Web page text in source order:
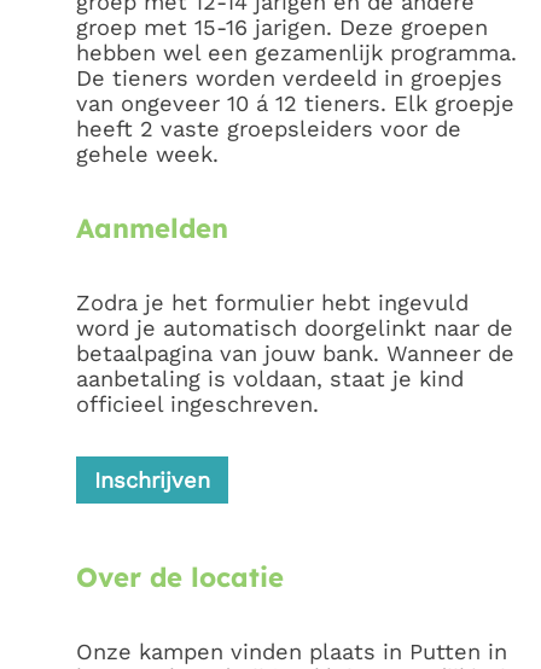
groep met 15-16 jarigen. Deze groepen
hebben wel een gezamenlijk programma.
De tieners worden verdeeld in groepjes
van ongeveer 10 á 12 tieners. Elk groepje
heeft 2 vaste groepsleiders voor de
gehele week.
Aanmelden
Zodra je het formulier hebt ingevuld
word je automatisch doorgelinkt naar de
betaalpagina van jouw bank. Wanneer de
aanbetaling is voldaan, staat je kind
officieel ingeschreven.
Inschrijven
Over de locatie
Onze kampen vinden plaats in Putten in